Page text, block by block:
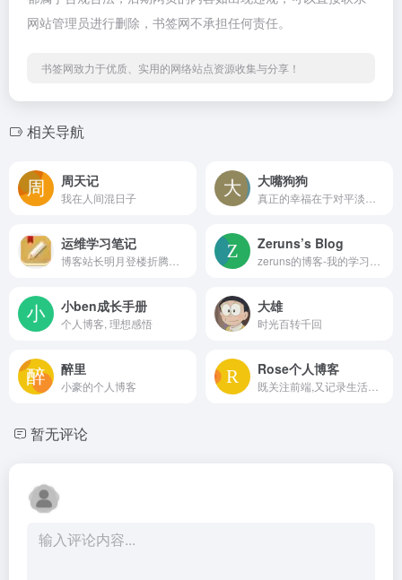
网站管理员进行删除，书签网不承担任何责任。
书签网致力于优质、实用的网络站点资源收集与分享！
相关导航
周天记
我在人间混日子
大嘴狗狗
运维学习笔记 Zeruns’s Blog
小ben成长手册
个人博客, 理想感悟
大雄
时光百转千回
醉里
小豪的个人博客
Rose个人博客
暂无评论